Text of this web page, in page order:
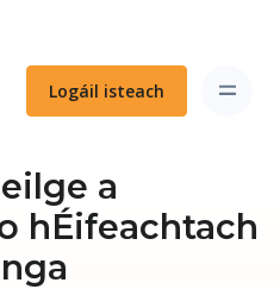
Logáil isteach
a
hÉifeachtach